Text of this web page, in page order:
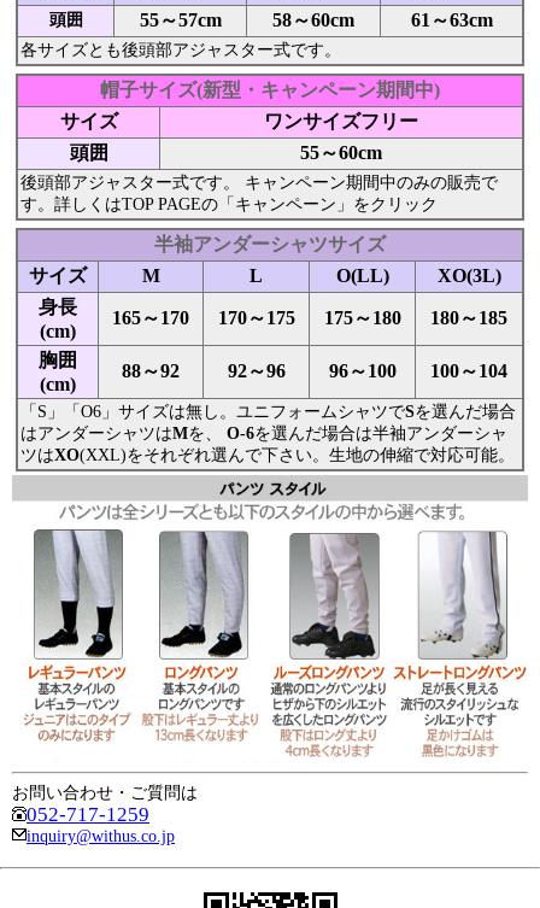
頭囲 55～57cm 58～60cm 61～63cm
各サイズとも後頭部アジャスター式です。
帽子サイズ(新型・キャンペーン期間中)
サイズ
ワンサイズフリー
頭囲
55～60cm
後頭部アジャスター式です。 キャンペーン期間中のみの販売で
す。詳しくはTOP PAGEの「キャンペーン」をクリック
半袖アンダーシャツサイズ
サイズ
M L O(LL)
XO(3L)
身長
(cm)
165～170 170～175 175～180 180～185
胸囲
(cm)
88～92 92～96 96～100 100～104
「S」「O6」サイズは無し。ユニフォームシャツでSを選んだ場合
はアンダーシャツはMを、 O-6を選んだ場合は半袖アンダーシャ
ツはXO(XXL)をそれぞれ選んで下さい。生地の伸縮で対応可能。
お問い合わせ・ご質問は
052-717-1259
inquiry@withus.co.jp